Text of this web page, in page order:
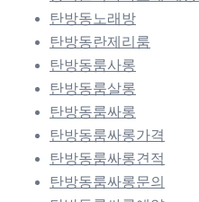
탄방동노래방
탄방동란제리룸
탄방동룸사롱
탄방동룸살롱
탄방동룸싸롱
탄방동룸싸롱가격
탄방동룸싸롱견적
탄방동룸싸롱문의